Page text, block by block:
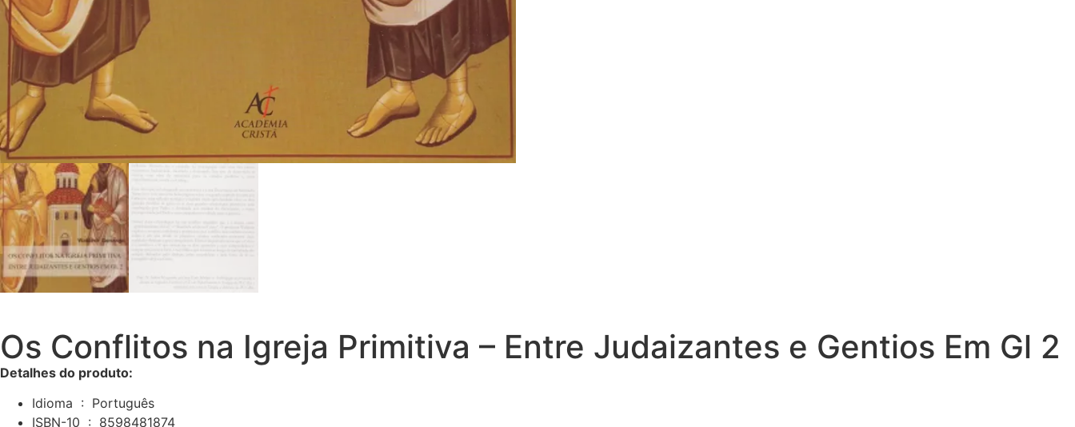
Os Conflitos na Igreja Primitiva – Entre Judaizantes e Gentios Em Gl 2
Detalhes do produto:
Idioma ‏ : ‎ Português
ISBN-10 ‏ : ‎ 8598481874